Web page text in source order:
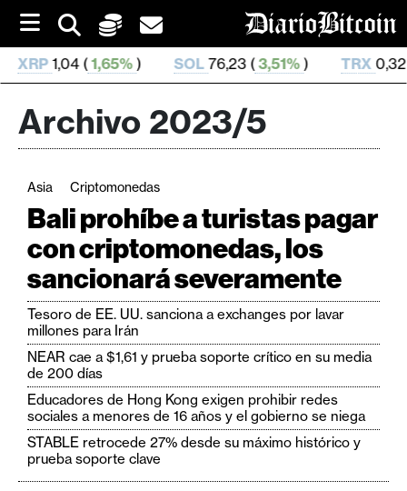
i
t
SOL 76,23 (3,51% TRX0,328 37 (0,17%
C
r
i
p
t
o
M
e
r
c
a
d
o
Archivo 2023/5
Asia Criptomonedas
Bali prohíbe a turistas pagar
con criptomonedas, los
sancionará severamente
Tesoro de EE. UU. sanciona a exchanges por lavar
millones para Irán
NEAR cae a $1,61 y prueba soporte crítico en su media
de 200 días
Educadores de Hong Kong exigen prohibir redes
sociales a menores de 16 años y el gobierno se niega
STABLE retrocede 27% desde su máximo histórico y
prueba soporte clave